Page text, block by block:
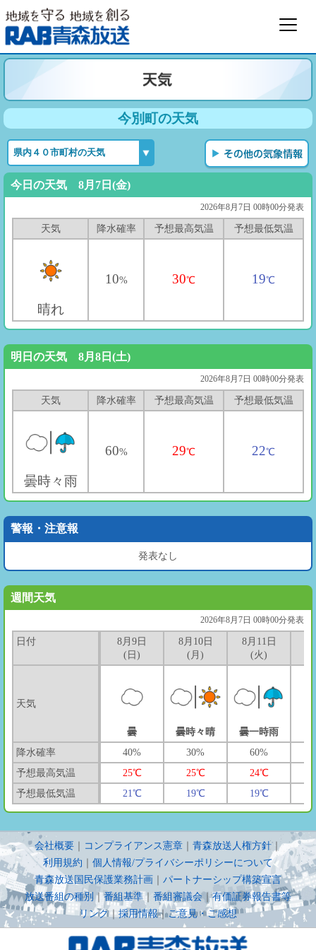
今別町の天気
今日の天気 8月7日(金)
2026年8月7日 00時00分発表
天気 降水確率 予想最高気温 予想最低気温
晴れ
10% 30℃ 19℃
明日の天気 8月8日(土)
2026年8月7日 00時00分発表
天気 降水確率 予想最高気温 予想最低気温
曇時々雨
60% 29℃ 22℃
警報・注意報
発表なし
週間天気
2026年8月7日 00時00分発表
日付
天気
降水確率
予想最高気温
予想最低気温
8月9日
(日)
8月10日
(月)
8月11日
(火)
曇 曇時々晴
曇一時雨
40%
30% 60%
25℃
25℃ 24℃
21℃
19℃ 19℃
会社概要 コンプライアンス憲章 青森放送人権方針｜
利用規約
個人情報/プライバシーポリシーについて
青森放送国民保護業務計画
パートナーシップ構築宣言
放送番組の種別 ｜番組基準 ｜ 番組審議会｜有価証券報告書等
リンク｜ 採用情報｜ご意見・ご感想